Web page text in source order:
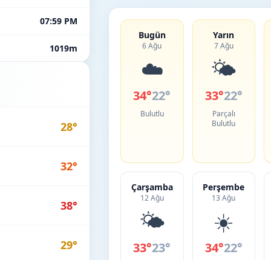
07:59 PM
1019m
28°
32°
38°
29°
Bugün
6 Ağu
☁️
34°22°
Bulutlu
Yarın
7 Ağu
🌤️
33°22°
Parçalı
Bulutlu
Çarşamba
12 Ağu
🌤️
33°23°
Perşembe
13 Ağu
☀️
34°22°